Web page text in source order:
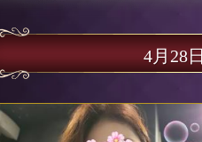
4月28日